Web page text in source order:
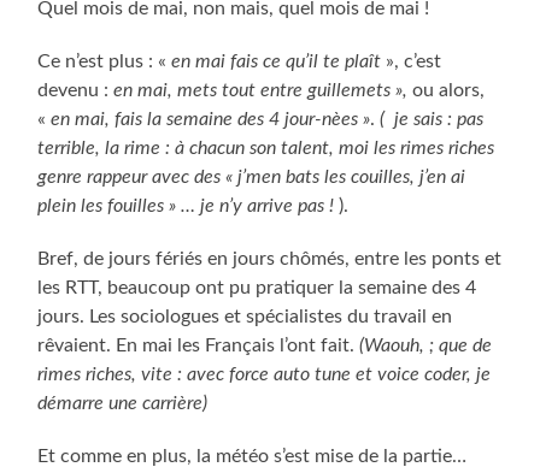
Quel mois de mai, non mais, quel mois de mai !
Ce n’est plus : «en mai fais ce qu’il te plaît », c’est
devenu :en mai, mets tout entre guillemets », ou alors,
«en mai, fais la semaine des 4 jour-nèes ».( je sais : pas
terrible, la rime : à chacun son talent, moi les rimes riches
genre rappeur avec des « j’men bats les couilles, j’en ai
plein les fouilles » … je n’y arrive pas ! ).
Bref, de jours fériés en jours chômés, entre les ponts et
les RTT, beaucoup ont pu pratiquer la semaine des 4
jours. Les sociologues et spécialistes du travail en
rêvaient. En mai les Français l’ont fait.(Waouh, ; que de
rimes riches, vite : avec force auto tune et voice coder, je
démarre une carrière)
Et comme en plus, la météo s’est mise de la partie…